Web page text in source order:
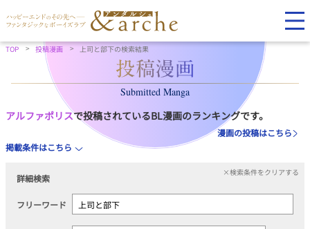
TOP 投稿漫画 上司と部下の検索結果
Submitted Manga
アルファポリスで投稿されているBL漫画のランキングです。
漫画の投稿はこちら
掲載条件はこちら
詳細検索
×検索条件をクリアする
フリーワード